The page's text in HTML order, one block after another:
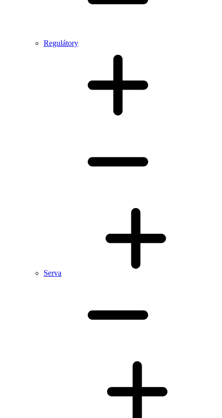
Regulátory
Serva